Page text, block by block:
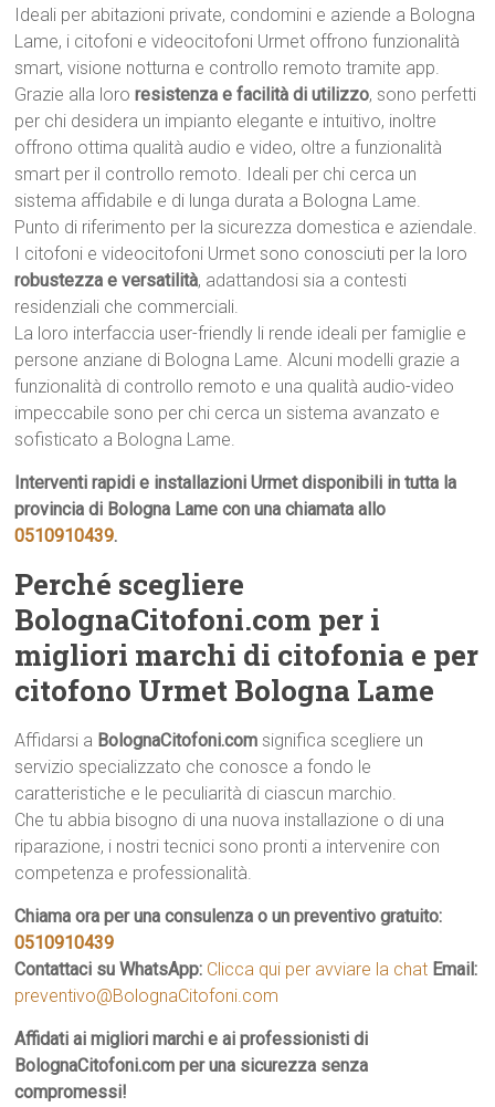
Ideali per abitazioni private, condomini e aziende a Bologna
Lame, i citofoni e videocitofoni Urmet offrono funzionalità
smart, visione notturna e controllo remoto tramite app.
Grazie alla lororesistenza e facilità di utilizzo, sono perfetti
per chi desidera un impianto elegante e intuitivo, inoltre
offrono ottima qualità audio e video, oltre a funzionalità
smart per il controllo remoto. Ideali per chi cerca un
sistema affidabile e di lunga durata a Bologna Lame.
Punto di riferimento per la sicurezza domestica e aziendale.
I citofoni e videocitofoni Urmet sono conosciuti per la loro
robustezza e versatilità, adattandosi sia a contesti
residenziali che commerciali.
La loro interfaccia user-friendly li rende ideali per famiglie e
persone anziane di Bologna Lame. Alcuni modelli grazie a
funzionalità di controllo remoto e una qualità audio-video
impeccabile sono per chi cerca un sistema avanzato e
sofisticato a Bologna Lame.
Interventi rapidi e installazioni Urmet disponibili in tutta la
provincia di Bologna Lame con una chiamata allo
0510910439.
Perché scegliere
BolognaCitofoni.com per i
migliori marchi di citofonia e per
citofono Urmet Bologna Lame
Affidarsi a BolognaCitofoni.com significa scegliere un
servizio specializzato che conosce a fondo le
caratteristiche e le peculiarità di ciascun marchio.
Che tu abbia bisogno di una nuova installazione o di una
riparazione, i nostri tecnici sono pronti a intervenire con
competenza e professionalità.
Chiama ora per una consulenza o un preventivo gratuito:
0510910439
Contattaci su WhatsApp: Clicca qui per avviare la chat Email:
preventivo@BolognaCitofoni.com
Affidati ai migliori marchi e ai professionisti di
BolognaCitofoni.com per una sicurezza senza
compromessi!